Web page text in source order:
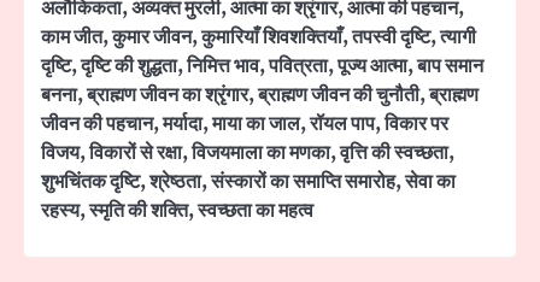
अलौकिकता,अव्यक्त मुरली,आत्मा का श्रृंगार,आत्मा की पहचान,
काम जीत,कुमार जीवन,कुमारियाँ शिवशक्तियाँ,तपस्वी दृष्टि,त्यागी
दृष्टि,दृष्टि की शुद्धता,निमित्त भाव,पवित्रता,पूज्य आत्मा,बाप समान
बनना,ब्राह्मण जीवन का श्रृंगार,ब्राह्मण जीवन की चुनौती,ब्राह्मण
जीवन की पहचान,मर्यादा,माया का जाल,रॉयल पाप,विकार पर
विजय,विकारों से रक्षा,विजयमाला का मणका,वृत्ति की स्वच्छता,
शुभचिंतक दृष्टि,श्रेष्ठता,संस्कारों का समाप्ति समारोह,सेवा का
रहस्य,स्मृति की शक्ति,स्वच्छता का महत्व